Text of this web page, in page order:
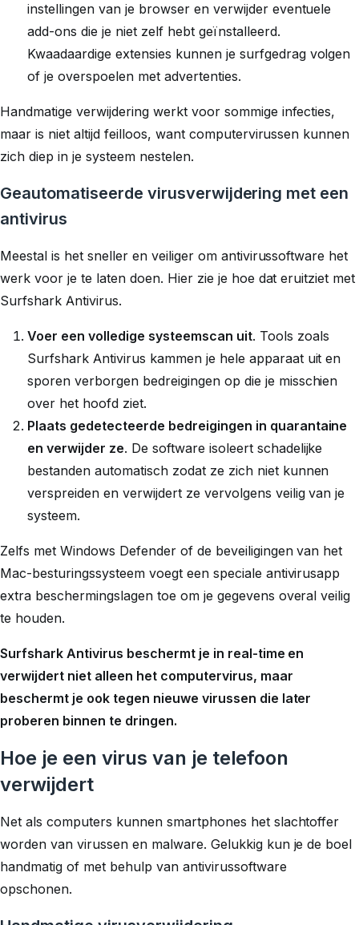
instellingen van je browser en verwijder eventuele
add-ons die je niet zelf hebt geïnstalleerd.
Kwaadaardige extensies kunnen je surfgedrag volgen
of je overspoelen met advertenties.
Handmatige verwijdering werkt voor sommige infecties,
maar is niet altijd feilloos, want computervirussen kunnen
zich diep in je systeem nestelen.
Geautomatiseerde virusverwijdering met een
antivirus
Meestal is het sneller en veiliger om antivirussoftware het
werk voor je te laten doen. Hier zie je hoe dat eruitziet met
Surfshark Antivirus.
Voer een volledige systeemscan uit. Tools zoals
Surfshark Antivirus kammen je hele apparaat uit en
sporen verborgen bedreigingen op die je misschien
over het hoofd ziet.
Plaats gedetecteerde bedreigingen in quarantaine
en verwijder ze. De software isoleert schadelijke
bestanden automatisch zodat ze zich niet kunnen
verspreiden en verwijdert ze vervolgens veilig van je
systeem.
Zelfs met Windows Defender of de beveiligingen van het
Mac-besturingssysteem voegt een speciale antivirusapp
extra beschermingslagen toe om je gegevens overal veilig
te houden.
Surfshark Antivirus beschermt je in real-time en
verwijdert niet alleen het computervirus, maar
beschermt je ook tegen nieuwe virussen die later
proberen binnen te dringen.
Hoe je een virus van je telefoon
verwijdert
Net als computers kunnen smartphones het slachtoffer
worden van virussen en malware. Gelukkig kun je de boel
handmatig of met behulp van antivirussoftware
opschonen.